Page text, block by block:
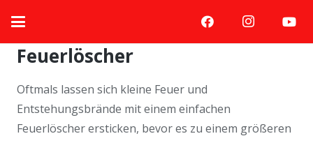
Feuerlöscher
Oftmals lassen sich kleine Feuer und
Entstehungsbrände mit einem einfachen
Feuerlöscher ersticken, bevor es zu einem größeren